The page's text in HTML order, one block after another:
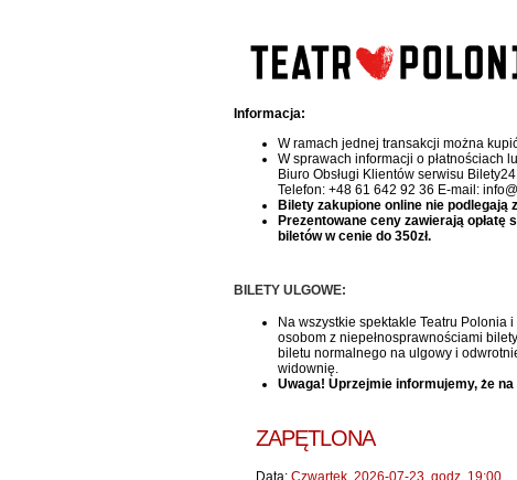
Informacja:
W ramach jednej transakcji można
W sprawach informacji o płatnościach
Biuro Obsługi Klientów serwisu
Telefon: +48 61 642 92 36 E-mail:
Bilety zakupione online nie podlegają
Prezentowane ceny zawierają opłatę
biletów w cenie do 350zł.
BILETY ULGOWE:
Na wszystkie spektakle Teatru Polonia
osobom z niepełnosprawnościami
biletu normalnego na ulgowy i
widownię.
Uwaga! Uprzejmie informujemy, że
ZAPĘTLONA
Data: Czwartek, 2026-07-23, godz. 19:00